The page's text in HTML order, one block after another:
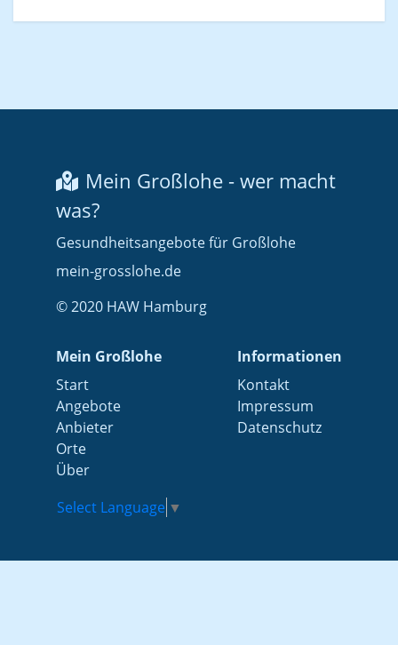
Mein Großlohe - wer macht
was?
Gesundheitsangebote für Großlohe
mein-grosslohe.de
© 2020 HAW Hamburg
Mein Großlohe
Start
Angebote
Anbieter
Orte
Über
Informationen
Kontakt
Impressum
Datenschutz
Select Language ▼